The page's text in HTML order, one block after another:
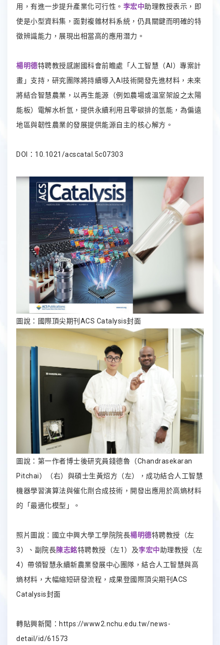
用，有進一步提升產業化可行性。 李宏中助理教授表示，即
使是小型資料集，面對複雜材料系統，仍具關鍵而明確的特
徵辨識能力，展現出相當高的應用潛力。
楊明德特聘教授感謝國科會前瞻處「人工智慧（AI）專案計
畫」支持，研究團隊將持續導入AI技術開發先進材料，未來
將結合智慧農業，以再生能源（例如農場或溫室架設之太陽
能板）電解水析氫，提供永續利用且零碳排的氫能，為偏遠
地區與韌性農業的發展提供能源自主的核心解方。
DOI： 10.1021/acscatal.5c07303
圖說：國際頂尖期刊ACS Catalysis封面
圖說：第一作者博士後研究員錢德魯（Chandrasekaran
Pitchai）（右）與碩士生黃炤方（左），成功結合人工智慧
機器學習演算法與催化劑合成技術，開發出應用於高熵材料
的「最適化模型」。
照片圖說：國立中興大學工學院院長楊明德特聘教授（左
3）、副院長陳志銘特聘教授（左1）及李宏中助理教授（左
4）帶領智慧永續新農業發展中心團隊，結合人工智慧與高
熵材料，大幅縮短研發流程，成果登國際頂尖期刊ACS
Catalysis封面
轉貼興新聞： https://www2.nchu.edu.tw/news-
detail/id/61573